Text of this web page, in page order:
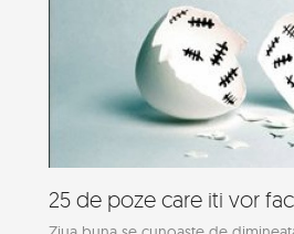
25 de poze care iti vor